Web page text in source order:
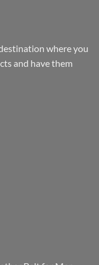
where you
and have them